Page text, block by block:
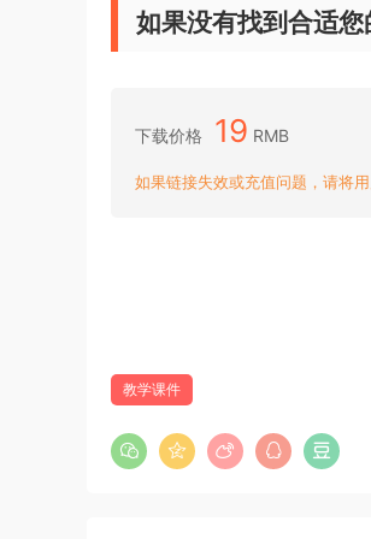
如果没有找到合适
下载价格 19 RMB
如果链接失效或充值问题，请将
教学课件